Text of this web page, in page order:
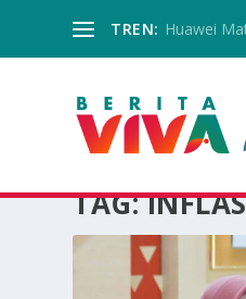
TREN: Huawei
TAG: